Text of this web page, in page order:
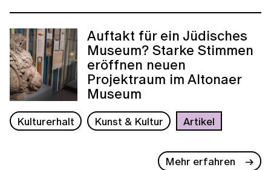
Auftakt für ein Jüdisches
Museum? Starke Stimmen
eröffnen neuen
Projektraum im Altonaer
Museum
Kulturerhalt Kunst & Kultur Artikel
Mehr erfahren